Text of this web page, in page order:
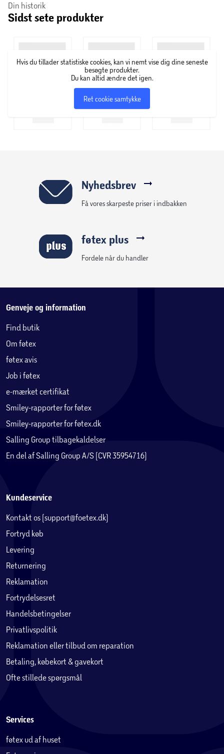
Din historik
Sidst sete produkter
Hvis du tillader statistiske cookies, kan vi nemt vise dig dine seneste
besøgte produkter.
Du kan altid ændre det igen.
Ret cookie samtykke
Nyhedsbrev
Få vores skarpeste priser i indbakken
føtex plus
Fordele når du handler
Genveje og information
Find butik
Om føtex
føtex avis
Job i føtex
e-mærket certifikat
Smiley-rapporter for føtex
Smiley-rapporter for føtex.dk
Salling Group tilbagekaldelser
En del af Salling Group A/S (CVR 35954716)
Kundeservice
Kontakt os (support@foetex.dk)
Fortryd køb
Levering
Returnering
Reklamation
Fortrydelsesret
Handelsbetingelser
Privatlivspolitik
Reklamation eller tilbud om reparation
Betaling, købekort & gavekort
Ofte stillede spørgsmål
Services
føtex ud af huset